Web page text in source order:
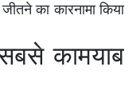
का कारनामा किया
कामयाब